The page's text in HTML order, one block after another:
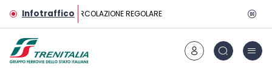
Vai al contenuto principale
InfotrafficoCIRCOLAZIONE REGOLARE